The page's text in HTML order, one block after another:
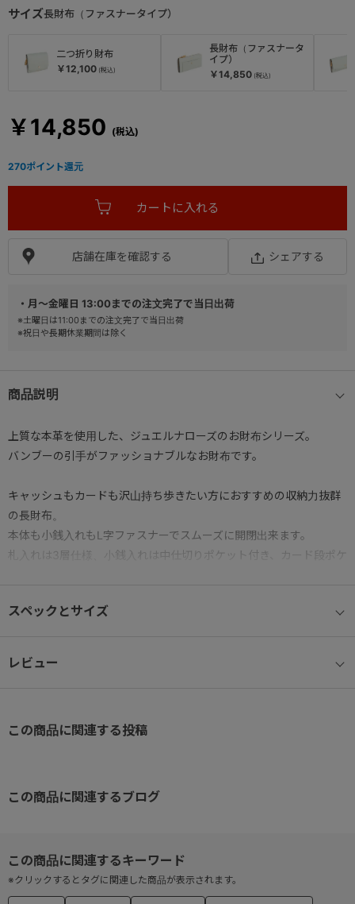
・月～金曜日 13:00までの注文完了で当日出荷
※土曜日は11:00までの注文完了で当日出荷
※祝日や長期休業期間は除く
￥14,850
商品説明
上質な本革を使用した、ジュエルナローズのお財布シリーズ。
バンブーの引手がファッショナブルなお財布です。
キャッシュもカードも沢山持ち歩きたい方におすすめの収納力抜群
の長財布。
本体も小銭入れもL字ファスナーでスムーズに開閉出来ます。
札入れは3層仕様、小銭入れは中仕切りポケット付き、カード段ポケ
・札入れ：あり(マチあり3層仕様）
スペックとサイズ
レビュー
サイズ長財布（ファスナータイプ）
二つ折り財布
￥12,100
長財布（ファスナータ
イプ）
￥14,850
※クリックするとタグに関連した商品が表示されます。
店舗在庫を確認する シェアする
この商品に関連する投稿
この商品に関連するブログ
270ポイント還元